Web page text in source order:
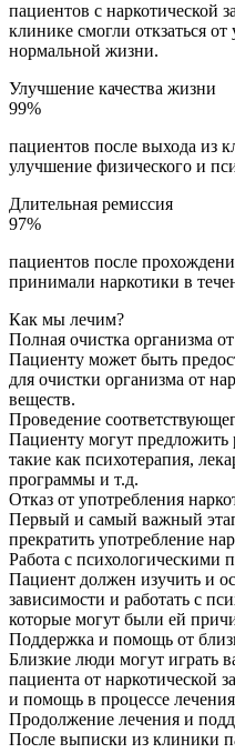
пациентов с наркотической
клинике смогли откзаться
нормальной жизни.
Улучшение качества жизни
99%
пациентов после выхода из
улучшение физического и
Длительная ремиссия
97%
пациентов после
принимали наркотики в
Как мы лечим?
Полная очистка организма
Пациенту может быть
для очистки организма от
веществ.
Проведение
Пациенту могут предложить
такие как психотерапия,
программы и т.д.
Отказ от употребления
Первый и самый важный
прекратить употребление
Работа с психологическими
Пациент должен изучить и
зависимости и работать с
которые могут были ей
Поддержка и помощь от
Близкие люди могут играть
пациента от наркотической
и помощь в процессе
Продолжение лечения и
После выписки из клиники